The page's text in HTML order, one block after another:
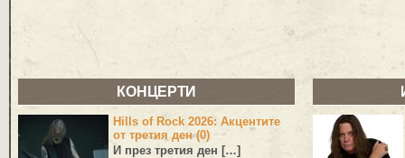
КОНЦЕРТИ
Hills of Rock 2026: Акцентите
от третия ден (0)
И през третия ден […]